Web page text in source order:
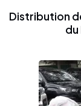
Distribution
du